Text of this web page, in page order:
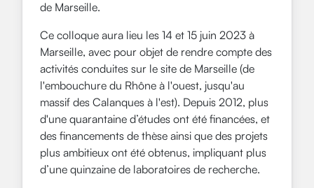
de Marseille.
Ce colloque aura lieu les 14 et 15 juin 2023 à
Marseille, avec pour objet de rendre compte des
activités conduites sur le site de Marseille (de
l'embouchure du Rhône à l'ouest, jusqu'au
massif des Calanques à l'est). Depuis 2012, plus
d'une quarantaine d’études ont été financées, et
des financements de thèse ainsi que des projets
plus ambitieux ont été obtenus, impliquant plus
d’une quinzaine de laboratoires de recherche.